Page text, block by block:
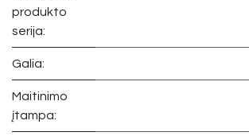
produkto
serija:
Galia:
Maitinimo
įtampa: